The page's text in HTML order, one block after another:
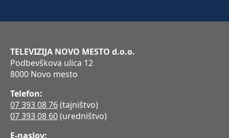
TELEVIZIJA NOVO MESTO d.o.o.
Podbevškova ulica 12
8000 Novo mesto
Telefon:
07 393 08 76(tajništvo)
07 393 08 60(uredništvo)
E-naslov: